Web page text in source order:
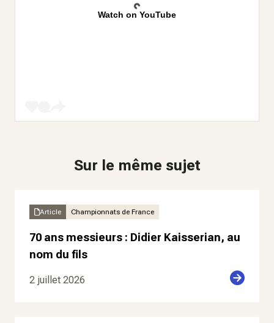
Watch on YouTube
Sur le même sujet
Article Championnats de France
70 ans messieurs : Didier Kaisserian, au
nom du fils
2 juillet 2026